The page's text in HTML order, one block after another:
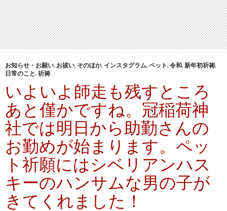
お知らせ・お願い, お祓い, そのほか, インスタグラム, ペット, 令和, 新年初祈祷,
日常のこと, 祈祷
いよいよ師走も残すところ
あと僅かですね。冠稲荷神
社では明日から助勤さんの
お勤めが始まります。ペッ
ト祈願にはシベリアンハス
キーのハンサムな男の子が
きてくれました！